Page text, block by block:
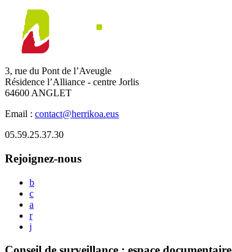
3, rue du Pont de l’Aveugle
Résidence l’Alliance - centre Jorlis
64600 ANGLET
Email : contact@herrikoa.eus
05.59.25.37.30
Rejoignez-nous
b
c
a
r
j